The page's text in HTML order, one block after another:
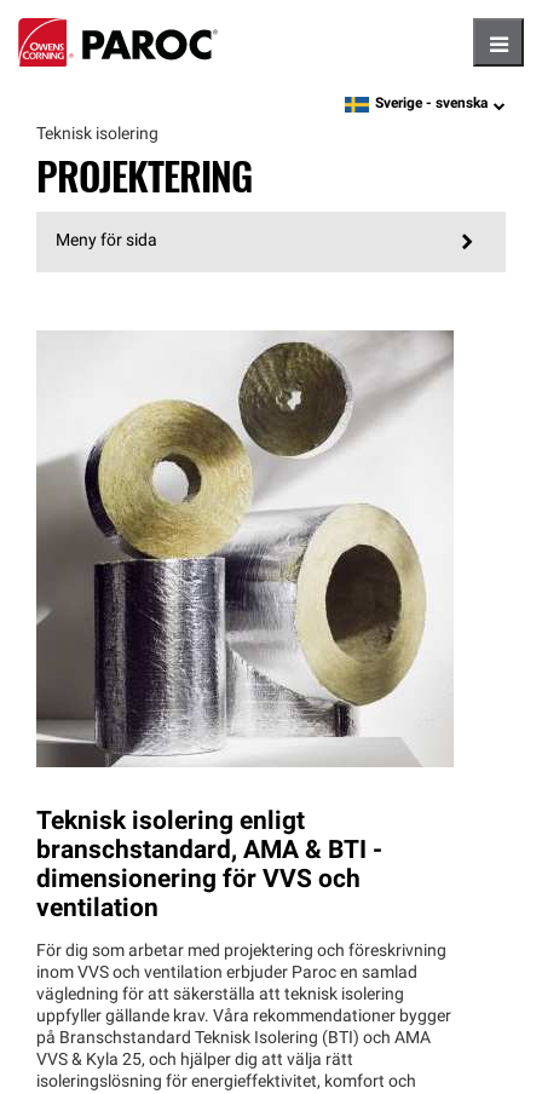
language
Sverige - svenska
Teknisk isolering
PROJEKTERING
Meny för sida
Teknisk isolering enligt
branschstandard, AMA & BTI -
dimensionering för VVS och
ventilation
För dig som arbetar med projektering och föreskrivning
inom VVS och ventilation erbjuder Paroc en samlad
vägledning för att säkerställa att teknisk isolering
uppfyller gällande krav. Våra rekommendationer bygger
på Branschstandard Teknisk Isolering (BTI) och AMA
VVS & Kyla 25, och hjälper dig att välja rätt
isoleringslösning för energieffektivitet, komfort och